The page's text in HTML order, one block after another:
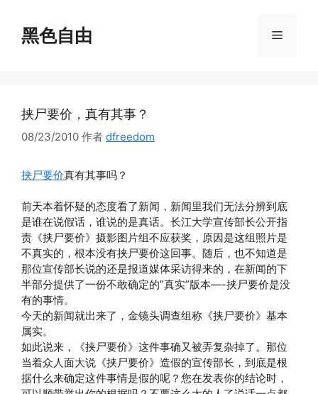
黑色自由 菜
挟尸要价，真有其事？
08/23/2010 作者 dfreedom
挟尸要价真有其事吗？
前天本着怀疑的态度看了新闻，新闻里我们无法分辨到底
是谁在说假话，谁说的是真话。长江大学宣传部长公开指
责《挟尸要价》摄影图片组不应获奖，原因是这组照片是
不真实的，根本没有挟尸要价这回事。随后，也不知道是
那位宣传部长说的还是报道媒体采访得来的，在新闻的下
半部分提供了一份不敢确定的”真实”版本—-挟尸要价是没
有的事情。
今天的新闻就出来了，金镜头调查组称《挟尸要价》基本
属实。
如此说来，《挟尸要价》这件事确又被弄复杂掉了。那位
当着众人面大说《挟尸要价》造假的宣传部长，到底是根
据什么来确定这件事情是假的呢？您在发表你的结论时，